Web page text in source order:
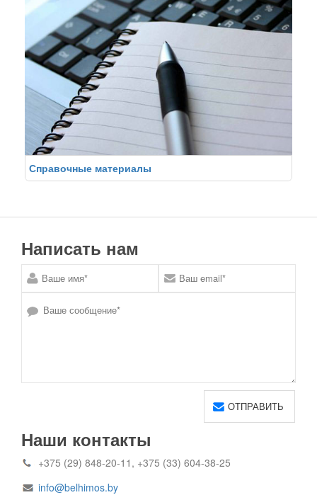
Справочные материалы
Написать нам
Наши контакты
+375 (29) 848-20-11, +375 (33) 604-38-25
info@belhimos.by